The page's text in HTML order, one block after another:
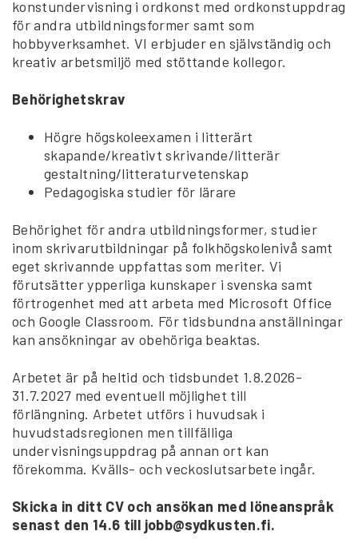
konstundervisning i ordkonst med ordkonstuppdrag
för andra utbildningsformer samt som
hobbyverksamhet. VI erbjuder en självständig och
kreativ arbetsmiljö med stöttande kollegor.
Behörighetskrav
Högre högskoleexamen i litterärt
skapande/kreativt skrivande/litterär
gestaltning/litteraturvetenskap
Pedagogiska studier för lärare
Behörighet för andra utbildningsformer, studier
inom skrivarutbildningar på folkhögskolenivå samt
eget skrivannde uppfattas som meriter. Vi
förutsätter ypperliga kunskaper i svenska samt
förtrogenhet med att arbeta med Microsoft Office
och Google Classroom. För tidsbundna anställningar
kan ansökningar av obehöriga beaktas.
Arbetet är på heltid och tidsbundet 1.8.2026-
31.7.2027 med eventuell möjlighet till
förlängning. Arbetet utförs i huvudsak i
huvudstadsregionen men tillfälliga
undervisningsuppdrag på annan ort kan
förekomma. Kvälls- och veckoslutsarbete ingår.
Skicka in ditt CV och ansökan med löneanspråk
senast den 14.6 till jobb@sydkusten.fi.